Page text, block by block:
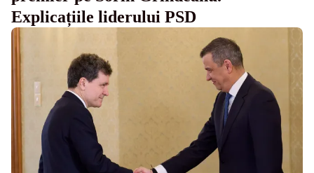
Explicațiile liderului PSD